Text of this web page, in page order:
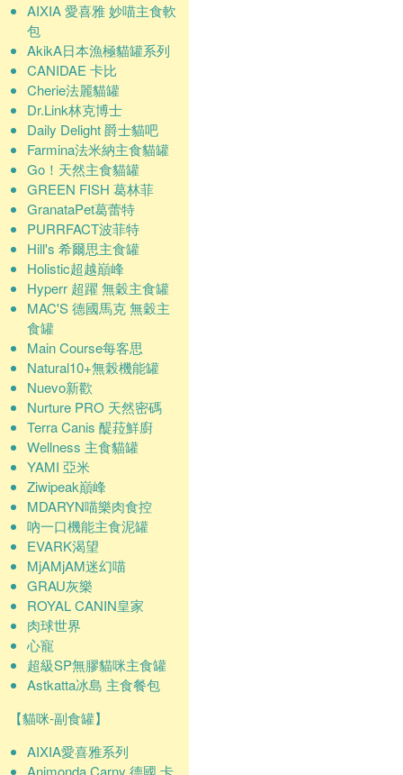
AIXIA 愛喜雅 妙喵主食軟
包
AkikA日本漁極貓罐系列
CANIDAE 卡比
Cherie法麗貓罐
Dr.Link林克博士
Daily Delight 爵士貓吧
Farmina法米納主食貓罐
Go！天然主食貓罐
GREEN FISH 葛林菲
GranataPet葛蕾特
PURRFACT波菲特
Hill's 希爾思主食罐
Holistic超越巔峰
Hyperr 超躍 無穀主食罐
MAC'S 德國馬克 無穀主
食罐
Main Course每客思
Natural10+無榖機能罐
Nuevo新歡
Nurture PRO 天然密碼
Terra Canis 醍菈鮮廚
Wellness 主食貓罐
YAMI 亞米
Ziwipeak巔峰
MDARYN喵樂肉食控
吶一口機能主食泥罐
EVARK渴望
MjAMjAM迷幻喵
GRAU灰樂
ROYAL CANIN皇家
肉球世界
心寵
超級SP無膠貓咪主食罐
Astkatta冰島 主食餐包
【貓咪-副食罐】
AIXIA愛喜雅系列
Animonda Carny 德國 卡